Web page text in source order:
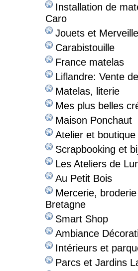
Installation de
Caro
Jouets et
Carabistouille
France matelas
Liflandre: Vente
Matelas, literie
Mes plus belles
Maison Ponchaut
Atelier et
Scrapbooking et
Les Ateliers de
Au Petit Bois
Mercerie,
Bretagne
Smart Shop
Ambiance
Intérieurs et
Parcs et Jardins